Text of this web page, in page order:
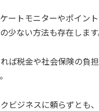
ートモニターやポイン
少ない方法も存在します
ば税金や社会保険の負
ビジネスに頼らずとも